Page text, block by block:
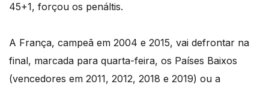
45+1, forçou os penáltis.
A França, campeã em 2004 e 2015, vai defrontar na
final, marcada para quarta-feira, os Países Baixos
(vencedores em 2011, 2012, 2018 e 2019) ou a